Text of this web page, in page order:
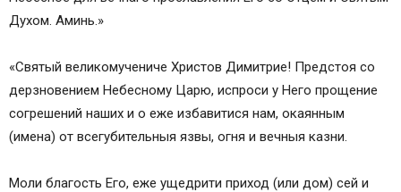
Духом. Аминь.»
«Святый великомучениче Христов Димитрие! Предстоя со
дерзновением Небесному Царю, испроси у Него прощение
согрешений наших и о еже избавитися нам, окаянным
(имена) от всегубительныя язвы, огня и вечныя казни.
Моли благость Его, еже ущедрити приход (или дом) сей и